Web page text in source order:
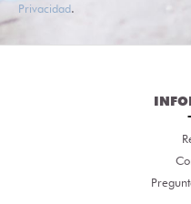
Privacidad.